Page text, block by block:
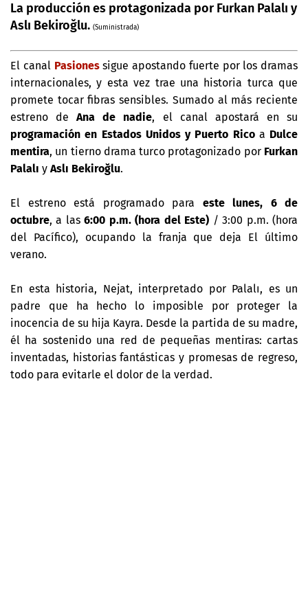
La producción es protagonizada por Furkan Palalı y
Aslı Bekiroğlu. (Suministrada)
El canal Pasionessigue apostando fuerte por los dramas
internacionales, y esta vez trae una historia turca que
promete tocar fibras sensibles. Sumado al más reciente
estreno deAna de nadie, el canal apostará en su
programación en Estados Unidos y Puerto Ricoa Dulce
mentira, un tierno drama turco protagonizado por Furkan
Palalı y Aslı Bekiroğlu.
El estreno está programado para este lunes, 6 de
octubre, a las6:00 p.m. (hora del Este) / 3:00 p.m. (hora
del Pacífico), ocupando la franja que deja El último
verano.
En esta historia, Nejat, interpretado por Palalı, es un
padre que ha hecho lo imposible por proteger la
inocencia de su hija Kayra. Desde la partida de su madre,
él ha sostenido una red de pequeñas mentiras: cartas
inventadas, historias fantásticas y promesas de regreso,
todo para evitarle el dolor de la verdad.